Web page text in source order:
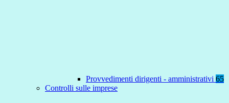
Provvedimenti dirigenti - amministrativi 65
Controlli sulle imprese